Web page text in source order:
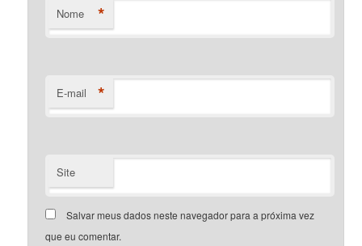
Nome *
E-mail *
Site
Salvar meus dados neste navegador para a próxima vez
que eu comentar.